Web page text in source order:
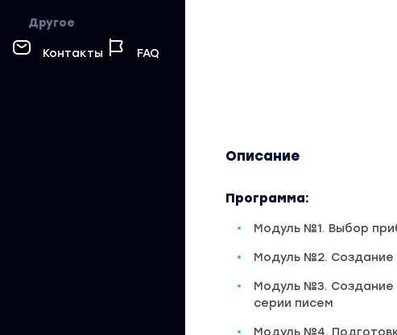
Другое
Контакты FAQ
Описание
Программа:
Модуль №1. Выбор
Модуль №2. Создание
Модуль №3. Создание
серии писем
Модуль №4.